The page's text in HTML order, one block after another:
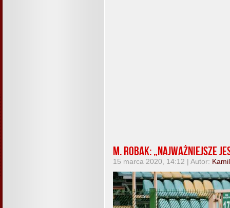
M. Robak: „Najważniejsze
15 marca 2020, 14:12 | Autor: Kamil